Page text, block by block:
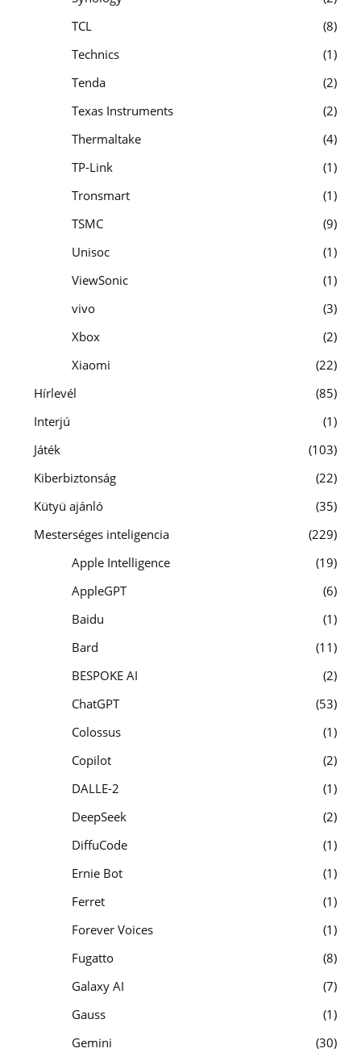
TCL
8
Technics
1
Tenda
2
Texas Instruments
2
Thermaltake
4
TP-Link
1
Tronsmart
1
TSMC
9
Unisoc
1
ViewSonic
1
vivo
3
Xbox
2
Xiaomi
22
Hírlevél
85
Interjú
1
Játék
103
Kiberbiztonság
22
Kütyü ajánló
35
Mesterséges inteligencia
229
Apple Intelligence
19
AppleGPT
6
Baidu
1
Bard
11
BESPOKE AI
2
ChatGPT
53
Colossus
1
Copilot
2
DALLE-2
1
DeepSeek
2
DiffuCode
1
Ernie Bot
1
Ferret
1
Forever Voices
1
Fugatto
8
Galaxy AI
7
Gauss
1
Gemini
30